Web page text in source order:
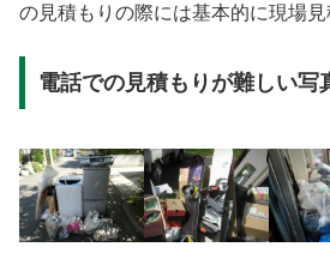
の見積もりの際には基本的に現場見
電話での見積もりが難しい写